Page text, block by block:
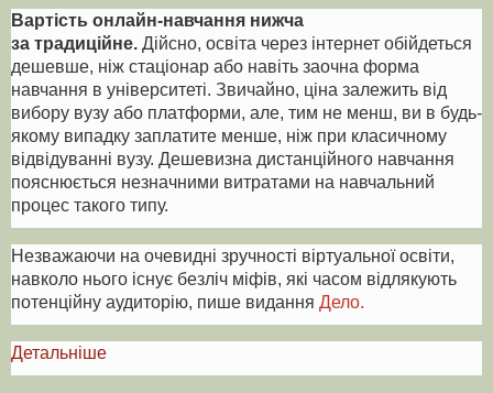
Вартість онлайн-навчання нижча
за традиційне. Дійсно, освіта через інтернет обійдеться
дешевше, ніж стаціонар або навіть заочна форма
навчання в університеті. Звичайно, ціна залежить від
вибору вузу або платформи, але, тим не менш, ви в будь-
якому випадку заплатите менше, ніж при класичному
відвідуванні вузу. Дешевизна дистанційного навчання
пояснюється незначними витратами на навчальний
процес такого типу.
Незважаючи на очевидні зручності віртуальної освіти,
навколо нього існує безліч міфів, які часом відлякують
потенційну аудиторію, пише видання Дело.
Детальніше